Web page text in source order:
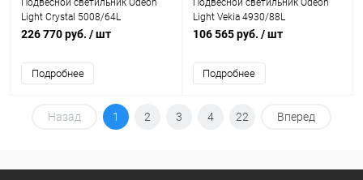
Подвесной светильник Odeon
Light Crystal 5008/64L
226 770 руб. / шт
Подробнее
Подвесной светильник Odeon
Light Vekia 4930/88L
106 565 руб. / шт
Подробнее
Назад 1 2 3 4 22 Вперед